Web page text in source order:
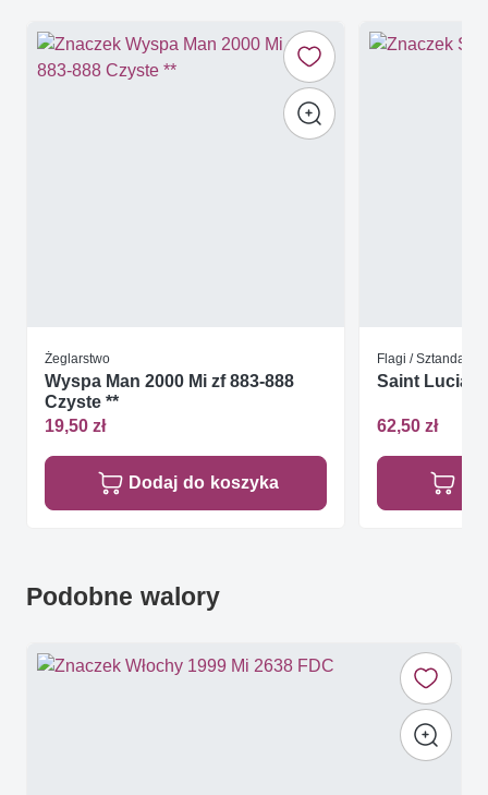
Żeglarstwo
Wyspa Man 2000 Mi zf 883-888
Czyste **
19,50 zł
Dodaj do koszyka
Flagi / Sztandary
Saint Lucia
62,50 zł
Podobne walory